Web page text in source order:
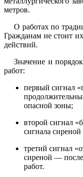
метров.
О работах по
Гражданам не стоит
действий.
Значение и
работ:
первый сигнал
опасной зоны;
второй сигнал
сигнала
третий сигнал
сиреной —
работ.